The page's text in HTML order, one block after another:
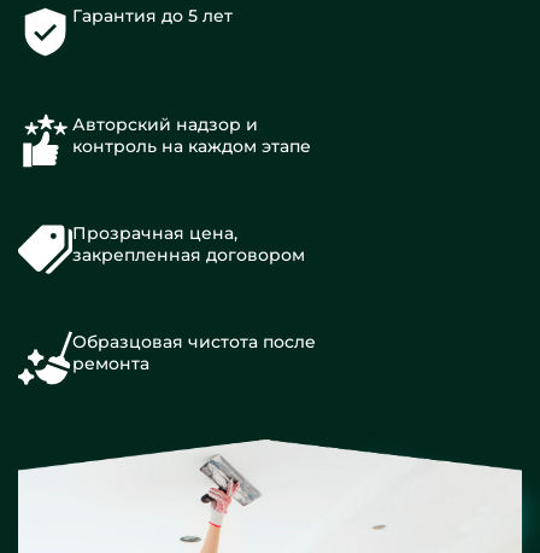
Гарантия до 5 лет
Авторский надзор и
контроль на каждом этапе
Прозрачная цена,
закрепленная договором
Образцовая чистота после
ремонта